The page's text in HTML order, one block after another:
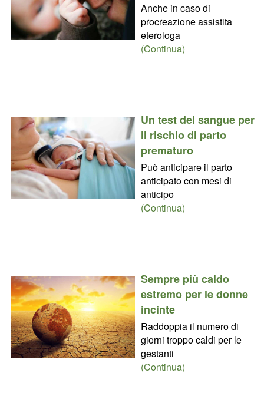
Anche in caso di
procreazione assistita
eterologa
(Continua)
Un test del sangue per
il rischio di parto
prematuro
Può anticipare il parto
anticipato con mesi di
anticipo
(Continua)
Sempre più caldo
estremo per le donne
incinte
Raddoppia il numero di
giorni troppo caldi per le
gestanti
(Continua)